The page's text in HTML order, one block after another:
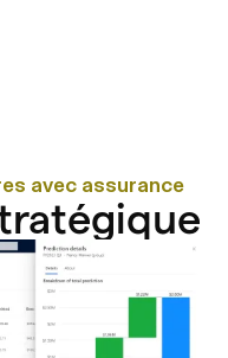
avec assurance